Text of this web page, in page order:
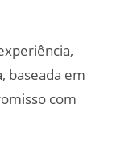
baseada em
com